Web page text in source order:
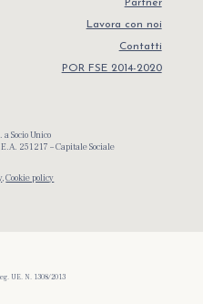
Partner
Lavora con noi
Contatti
POR FSE 2014-2020
Socio Unico
251217 – Capitale Sociale
,Cookie policy
UE. N. 1308/2013